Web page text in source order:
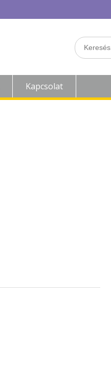
Search
for:
Kapcsolat